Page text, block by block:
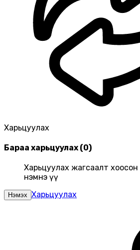
Харьцуулах
Бараа харьцуулах (0)
Харьцуулах жагсаалт
нэмнэ үү
Нэмэх Харьцуулах